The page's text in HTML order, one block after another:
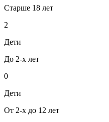
Старше 18 лет
2
Дети
До 2-х лет
0
Дети
От 2-х до 12 лет